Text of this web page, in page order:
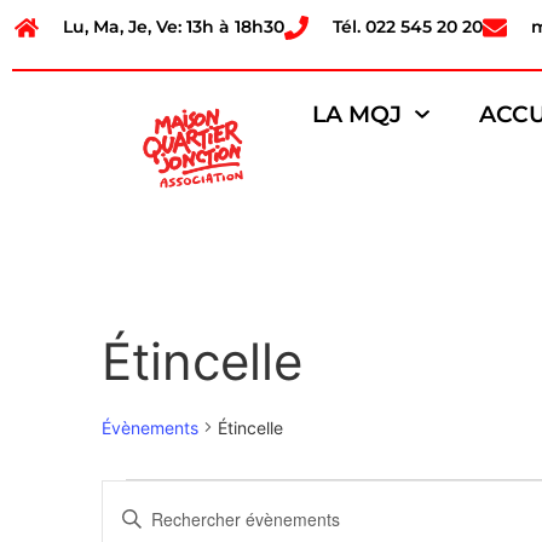
Lu, Ma, Je, Ve: 13h à 18h30 Tél. 022 545 20 20
LA MQJ
Étincelle
Évènements Étincelle
Recherche
Saisir
mot-